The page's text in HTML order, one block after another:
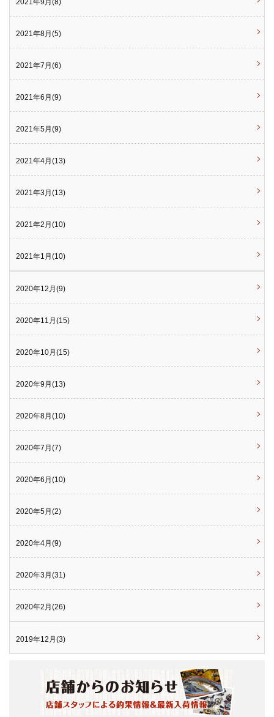
2021年9月(8)
2021年8月(5)
2021年7月(6)
2021年6月(9)
2021年5月(9)
2021年4月(13)
2021年3月(13)
2021年2月(10)
2021年1月(10)
2020年12月(9)
2020年11月(15)
2020年10月(15)
2020年9月(13)
2020年8月(10)
2020年7月(7)
2020年6月(10)
2020年5月(2)
2020年4月(9)
2020年3月(31)
2020年2月(26)
2019年12月(3)